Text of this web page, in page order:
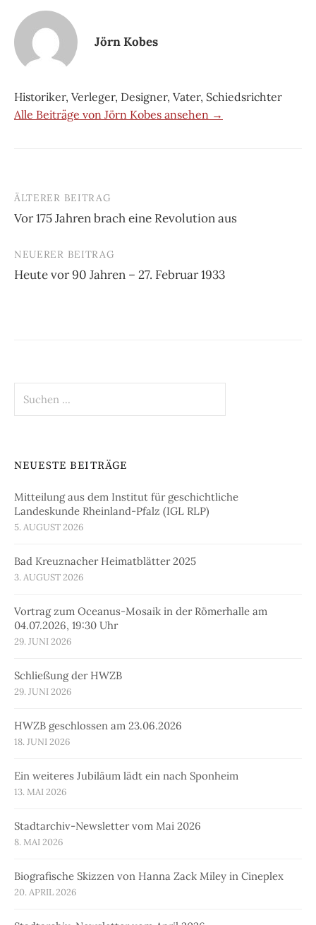
Jörn Kobes
Historiker, Verleger, Designer, Vater, Schiedsrichter
Alle Beiträge von Jörn Kobes ansehen →
Beitrags-
Navigation
ÄLTERER BEITRAG
Vor 175 Jahren brach eine Revolution aus
NEUERER BEITRAG
Heute vor 90 Jahren – 27. Februar 1933
nach:
NEUESTE BEITRÄGE
Mitteilung aus dem Institut für geschichtliche
Landeskunde Rheinland-Pfalz (IGL RLP)
5. AUGUST 2026
Bad Kreuznacher Heimatblätter 2025
3. AUGUST 2026
Vortrag zum Oceanus-Mosaik in der Römerhalle am
04.07.2026, 19:30 Uhr
29. JUNI 2026
Schließung der HWZB
29. JUNI 2026
HWZB geschlossen am 23.06.2026
18. JUNI 2026
Ein weiteres Jubiläum lädt ein nach Sponheim
13. MAI 2026
Stadtarchiv-Newsletter vom Mai 2026
8. MAI 2026
Biografische Skizzen von Hanna Zack Miley in Cineplex
20. APRIL 2026